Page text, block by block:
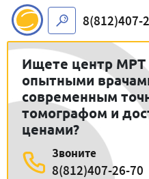
8(812)407-
Ищете центр МРТ
опытными
современным
томографом и
ценами?
Звоните
8(812)407-26-70